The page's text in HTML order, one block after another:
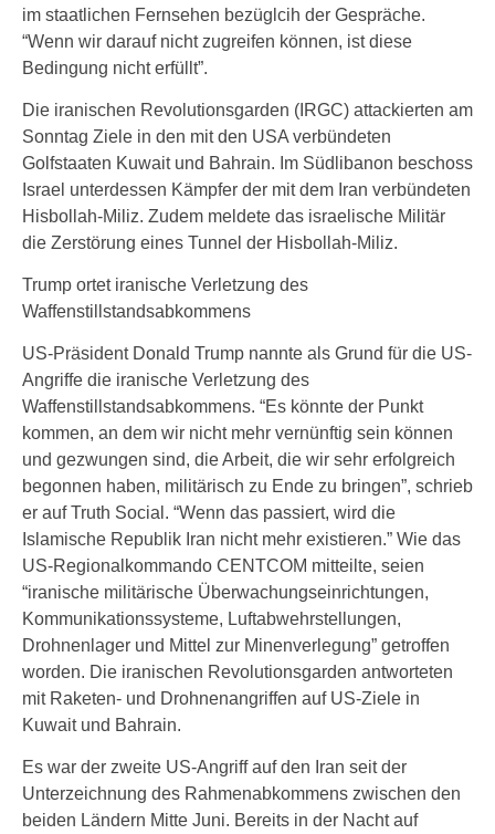
im staatlichen Fernsehen bezüglcih der Gespräche.
“Wenn wir darauf nicht zugreifen können, ist diese
Bedingung nicht erfüllt”.
Die iranischen Revolutionsgarden (IRGC) attackierten am
Sonntag Ziele in den mit den USA verbündeten
Golfstaaten Kuwait und Bahrain. Im Südlibanon beschoss
Israel unterdessen Kämpfer der mit dem Iran verbündeten
Hisbollah-Miliz. Zudem meldete das israelische Militär
die Zerstörung eines Tunnel der Hisbollah-Miliz.
Trump ortet iranische Verletzung des
Waffenstillstandsabkommens
US-Präsident Donald Trump nannte als Grund für die US-
Angriffe die iranische Verletzung des
Waffenstillstandsabkommens. “Es könnte der Punkt
kommen, an dem wir nicht mehr vernünftig sein können
und gezwungen sind, die Arbeit, die wir sehr erfolgreich
begonnen haben, militärisch zu Ende zu bringen”, schrieb
er auf Truth Social. “Wenn das passiert, wird die
Islamische Republik Iran nicht mehr existieren.” Wie das
US-Regionalkommando CENTCOM mitteilte, seien
“iranische militärische Überwachungseinrichtungen,
Kommunikationssysteme, Luftabwehrstellungen,
Drohnenlager und Mittel zur Minenverlegung” getroffen
worden. Die iranischen Revolutionsgarden antworteten
mit Raketen- und Drohnenangriffen auf US-Ziele in
Kuwait und Bahrain.
Es war der zweite US-Angriff auf den Iran seit der
Unterzeichnung des Rahmenabkommens zwischen den
beiden Ländern Mitte Juni. Bereits in der Nacht auf